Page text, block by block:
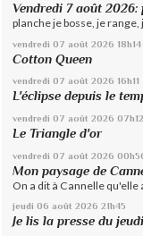
Vendredi 7 août 2026:
planche je bosse, je range,
vendredi 07 août 2026 18h14
Cotton Queen
vendredi 07 août 2026 16h11
L'éclipse depuis le
vendredi 07 août 2026 07h12
Le Triangle d'or
vendredi 07 août 2026
Mon paysage de
On a dit à Cannelle qu'elle
jeudi 06 août 2026 21h45
Je lis la presse du